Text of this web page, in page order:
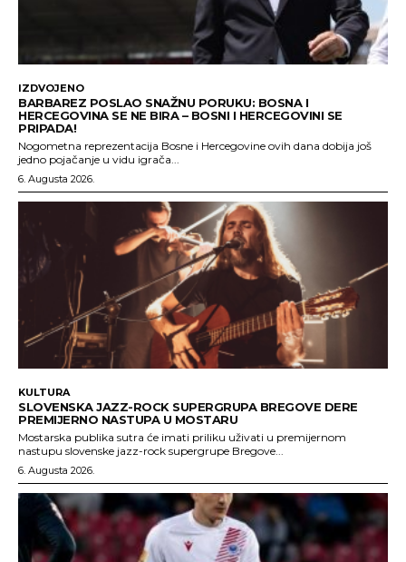
IZDVOJENO
BARBAREZ POSLAO SNAŽNU PORUKU: BOSNA I
HERCEGOVINA SE NE BIRA – BOSNI I HERCEGOVINI SE
PRIPADA!
Nogometna reprezentacija Bosne i Hercegovine ovih dana dobija još
jedno pojačanje u vidu igrača...
6. Augusta 2026.
KULTURA
SLOVENSKA JAZZ-ROCK SUPERGRUPA BREGOVE DERE
PREMIJERNO NASTUPA U MOSTARU
Mostarska publika sutra će imati priliku uživati u premijernom
nastupu slovenske jazz-rock supergrupe Bregove...
6. Augusta 2026.